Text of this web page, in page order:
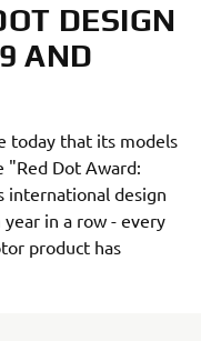
DESIGN
AND
today that its models
"Red Dot Award:
international design
in a row - every
product has